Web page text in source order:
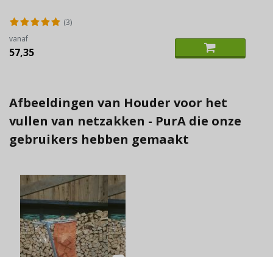
(3)
vanaf
57,35
Afbeeldingen van Houder voor het
vullen van netzakken - PurA die onze
gebruikers hebben gemaakt